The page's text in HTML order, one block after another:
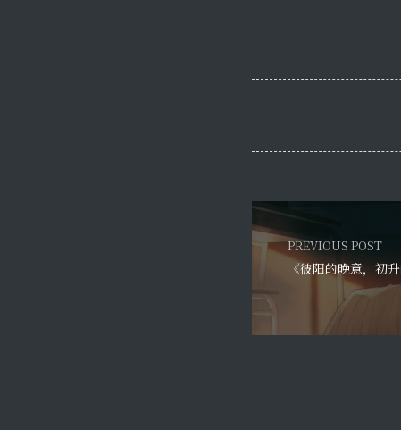
PREVIOUS POST
《彼阳的晚意，初